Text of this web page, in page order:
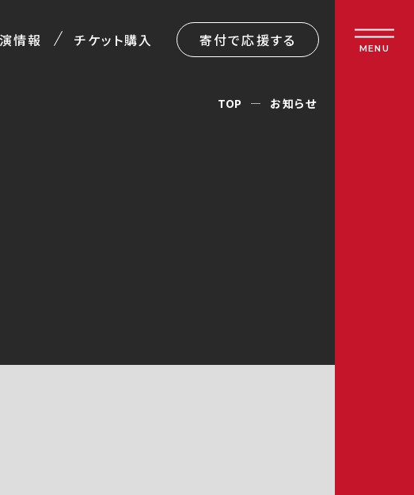
情報 チケット購入 寄付で応援する MENU
TOP お知らせ